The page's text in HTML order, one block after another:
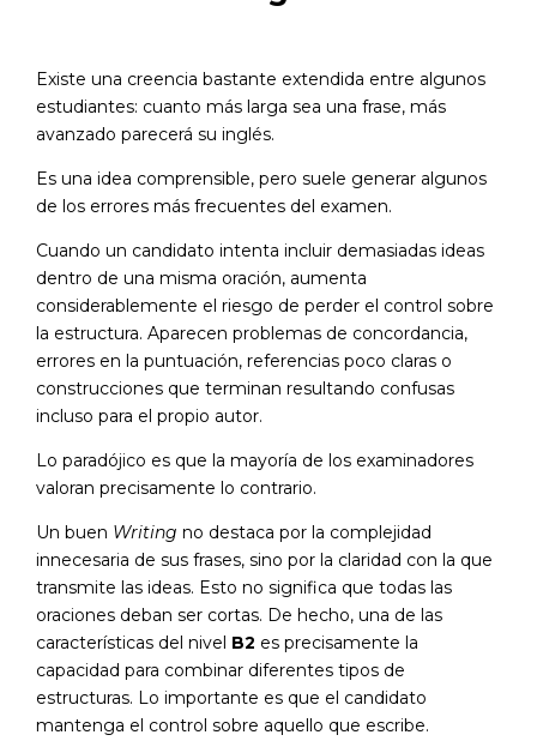
Existe una creencia bastante extendida entre algunos
estudiantes: cuanto más larga sea una frase, más
avanzado parecerá su inglés.
Es una idea comprensible, pero suele generar algunos
de los errores más frecuentes del examen.
Cuando un candidato intenta incluir demasiadas ideas
dentro de una misma oración, aumenta
considerablemente el riesgo de perder el control sobre
la estructura. Aparecen problemas de concordancia,
errores en la puntuación, referencias poco claras o
construcciones que terminan resultando confusas
incluso para el propio autor.
Lo paradójico es que la mayoría de los examinadores
valoran precisamente lo contrario.
Un buen Writing no destaca por la complejidad
innecesaria de sus frases, sino por la claridad con la que
transmite las ideas. Esto no significa que todas las
oraciones deban ser cortas. De hecho, una de las
características del nivel B2 es precisamente la
capacidad para combinar diferentes tipos de
estructuras. Lo importante es que el candidato
mantenga el control sobre aquello que escribe.